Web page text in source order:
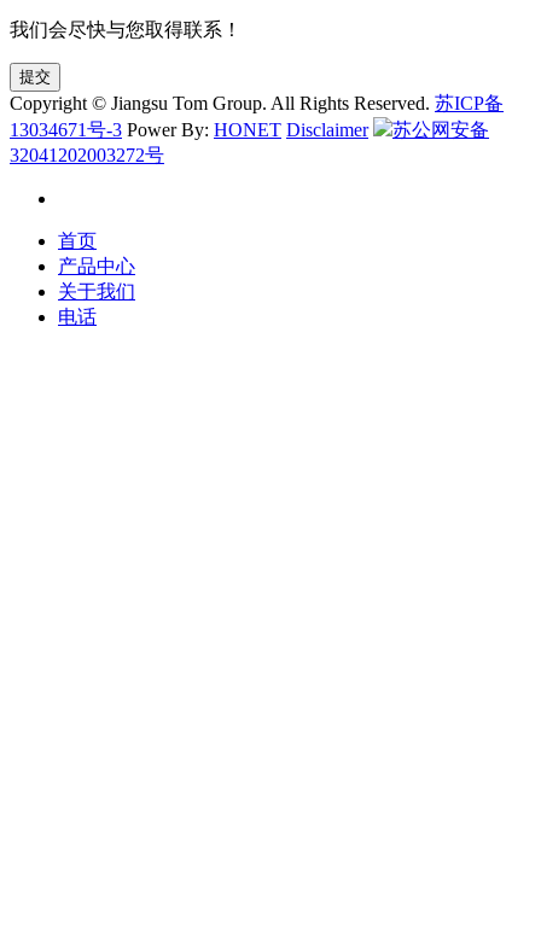
我们会尽快与您取得联系！
提交
Copyright © Jiangsu Tom Group. All Rights Reserved. 苏ICP备
13034671号-3 Power By: HONET Disclaimer
苏公网安备
32041202003272号
首页
产品中心
关于我们
电话